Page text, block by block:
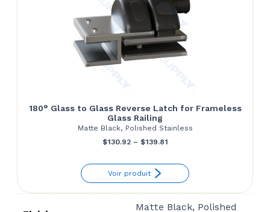
180° Glass to Glass Reverse Latch for Frameless
Glass Railing
Matte Black, Polished Stainless
$130.92 – $139.81Price
$130.92
through
$139.81
Voir produit
Matte Black, Polished